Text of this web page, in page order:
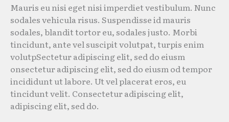
Mauris eu nisi eget nisi imperdiet vestibulum. Nunc
sodales vehicula risus. Suspendisse id mauris
sodales, blandit tortor eu, sodales justo. Morbi
tincidunt, ante vel suscipit volutpat, turpis enim
volutpSectetur adipiscing elit, sed do eiusm
onsectetur adipiscing elit, sed do eiusm od tempor
incididunt ut labore. Ut vel placerat eros, eu
tincidunt velit. Consectetur adipiscing elit,
adipiscing elit, sed do.